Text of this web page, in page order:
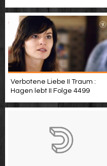
Verbotene Liebe II Traum :
Hagen lebt II Folge 4499